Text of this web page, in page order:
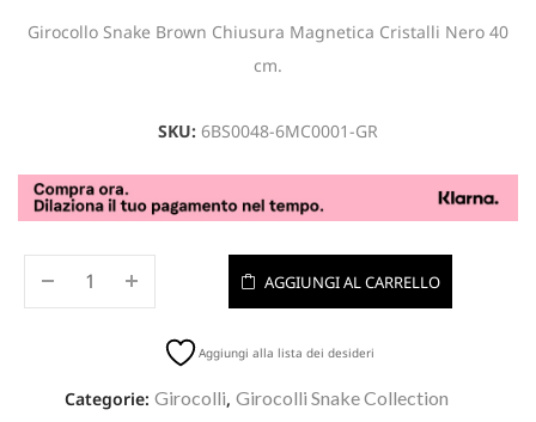
Girocollo Snake Brown Chiusura Magnetica Cristalli Nero 40
cm.
SKU: 6BS0048-6MC0001-GR
AGGIUNGI AL CARRELLO
Aggiungi alla lista dei desideri
Categorie: Girocolli, Girocolli Snake Collection